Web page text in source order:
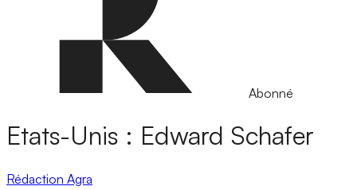
Abonné
Etats-Unis : Edward Schafer
Rédaction Agra